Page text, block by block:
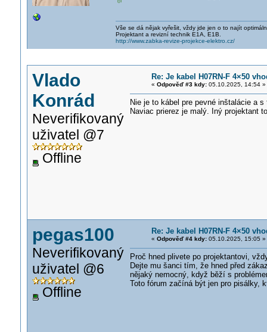
Vše se dá nějak vyřešit, vždy jde jen o to najít
Projektant a revizní technik E1A, E1B.
http://www.zabka-revize-projekce-elektro.cz/
Vlado
Konrád
Neverifikovaný
uživatel @7
Offline
Re: Je kabel H07RN-F 4×50
« Odpověď #3 kdy:05.10.2025, 14:54 »
Nie je to kábel pre pevné inštalácie a
Naviac prierez je malý. Iný projektant
pegas100
Neverifikovaný
uživatel @6
Offline
Re: Je kabel H07RN-F 4×50
« Odpověď #4 kdy:05.10.2025, 15:05 »
Proč hned plivete po projektantovi,
Dejte mu šanci tím, že hned před
nějaký nemocný, když běží s
Toto fórum začíná být jen pro pisálky,